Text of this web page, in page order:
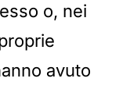
o, nei
avuto